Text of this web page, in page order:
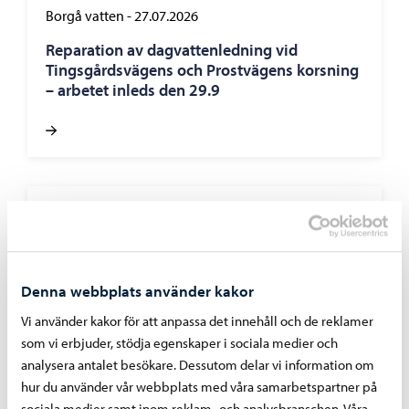
Denna webbplats använder kakor
Vi använder kakor för att anpassa det innehåll och de reklamer
som vi erbjuder, stödja egenskaper i sociala medier och
analysera antalet besökare. Dessutom delar vi information om
hur du använder vår webbplats med våra samarbetspartner på
Borgå vatten -27.07.2026
Reparation av dagvattenledning vid
Tingsgårdsvägens och Prostvägens korsning
– arbetet inleds den 29.9
Borgå vatten avlägsnar reglerstationen på
juli